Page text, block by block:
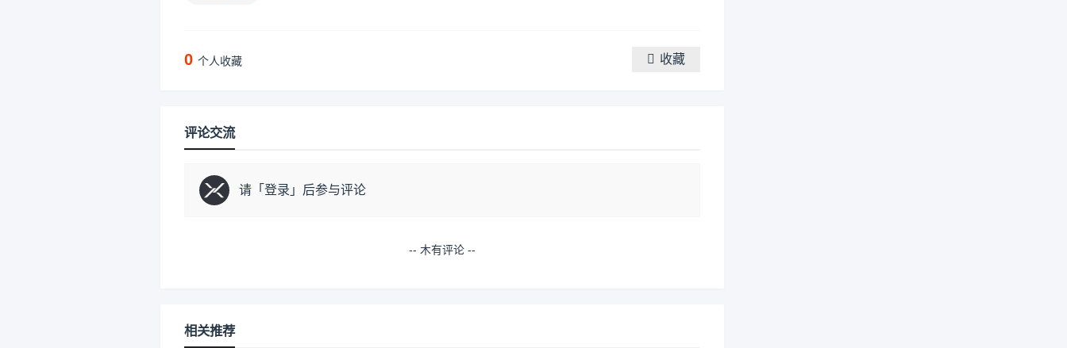
0 个人收藏 收藏
评论交流
请「 登录 」后参与评论
-- 木有评论 --
相关推荐